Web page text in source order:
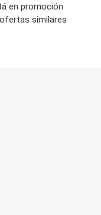
en promoción
similares